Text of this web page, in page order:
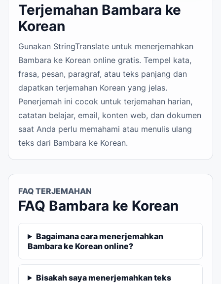
Terjemahan Bambara ke
Korean
Gunakan StringTranslate untuk menerjemahkan
Bambara ke Korean online gratis. Tempel kata,
frasa, pesan, paragraf, atau teks panjang dan
dapatkan terjemahan Korean yang jelas.
Penerjemah ini cocok untuk terjemahan harian,
catatan belajar, email, konten web, dan dokumen
saat Anda perlu memahami atau menulis ulang
teks dari Bambara ke Korean.
FAQ TERJEMAHAN
FAQ Bambara ke Korean
Bagaimana cara menerjemahkan
Bambara ke Korean online?
Bisakah saya menerjemahkan teks